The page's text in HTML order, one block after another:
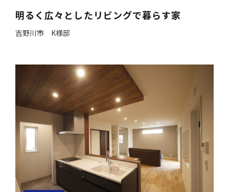
明るく広々としたリビングで暮らす家
吉野川市 K様邸